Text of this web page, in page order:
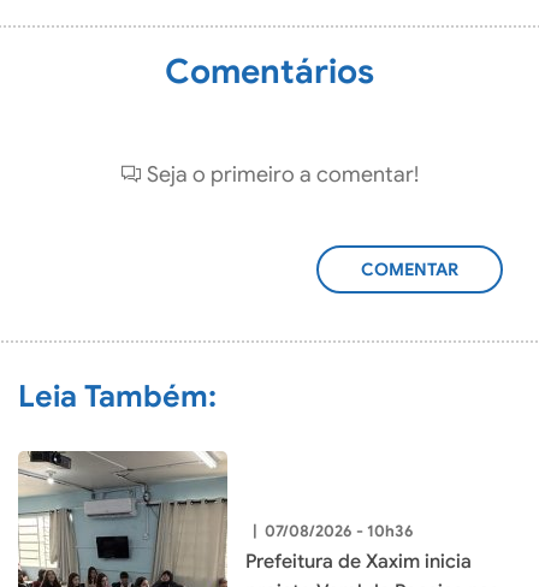
Comentários
Seja o primeiro a comentar!
ADICIONAR
Leia Também:
| 07/08/2026 - 10h36
Prefeitura de Xaxim inicia